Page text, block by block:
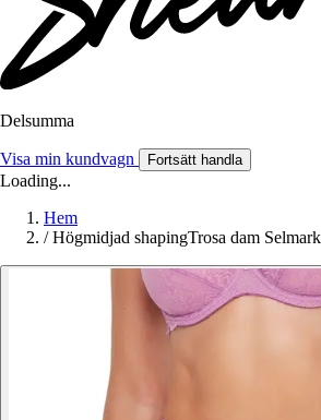
Delsumma
Visa min kundvagn Fortsätt handla
Loading...
Hem
/ Högmidjad shapingTrosa dam